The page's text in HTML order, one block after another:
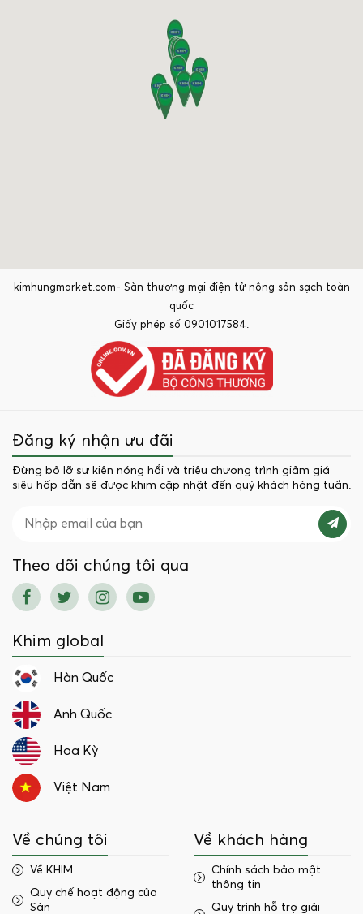
kimhungmarket.com- Sàn thương mại điện tử nông sản sạch toàn
quốc
Giấy phép số 0901017584.
Đăng ký nhận ưu đãi
Đừng bỏ lỡ sự kiện nóng hổi và triệu chương trình giảm giá
siêu hấp dẫn sẽ được khim cập nhật đến quý khách hàng tuần.
Theo dõi chúng tôi qua
Khim global
Hàn Quốc
Anh Quốc
Hoa Kỳ
Việt Nam
Về chúng tôi
Về KHIM
Quy chế hoạt động của
Sàn
Về khách hàng
Chính sách bảo mật
thông tin
Quy trình hỗ trợ giải